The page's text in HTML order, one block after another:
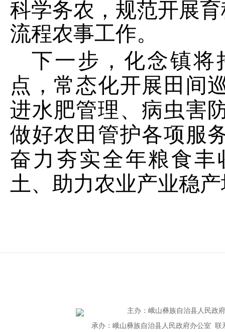
科学务农，规范开展
流程农事工作。
下一步，化念镇将
点，常态化开展田间
进水肥管理、病虫害
做好农田管护各项服
奋力夯实全年粮食
土、助力农业产业稳
主办： 峨山彝族自治县人民政
承办：峨山彝族自治县人民政府办公室 联